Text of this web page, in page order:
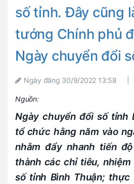
số tỉnh. Đây cũng
tướng Chính phủ
Ngày chuyển đổi
Ngày đăng 30/9/2022 13:58
Nguồn:
Ngày chuyển đổi số tỉnh
tổ chức hằng năm vào
nhằm đẩy nhanh tiến
thành các chỉ tiêu,
số tỉnh Bình Thuận; thực